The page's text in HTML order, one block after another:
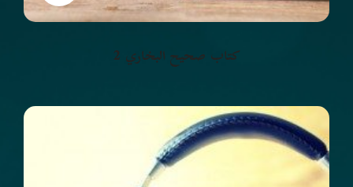
كتاب صحيح البخاري 2